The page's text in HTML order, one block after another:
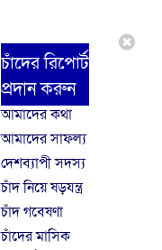
চাঁদের রিপোর্ট
প্রদান করুন
আমাদের কথা
আমাদের সাফল্য
দেশব্যাপী সদস্য
চাঁদ নিয়ে ষড়যন্ত্র
চাঁদ গবেষণা
চাঁদের মাসিক